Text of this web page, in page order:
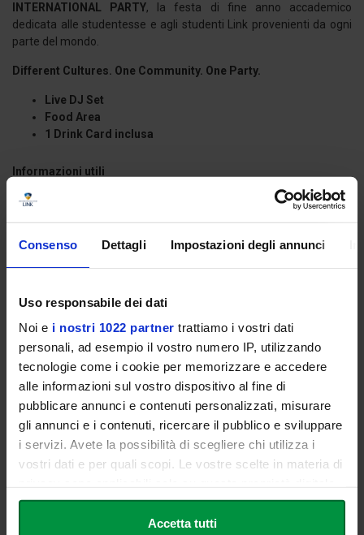
Consenso Dettagli Impostazioni degli annunci
Uso responsabile dei dati
Noi e i nostri 1022 partner trattiamo i vostri dati
personali, ad esempio il vostro numero IP, utilizzando
tecnologie come i cookie per memorizzare e accedere
alle informazioni sul vostro dispositivo al fine di
pubblicare annunci e contenuti personalizzati, misurare
gli annunci e i contenuti, ricercare il pubblico e sviluppare
i servizi. Avete la possibilità di scegliere chi utilizza i
vostri dati e per quali scopi. Le vostre scelte in materia di
in cui avete effettuato le vostre scelte. È possibile
modificare o revocare il proprio consenso in qualsiasi
Accetta tutti
INTERNATIONAL PARTY, la festa di fine anno accademico
dedicata alle studentesse e agli studenti Link provenienti da ogni
parte del mondo.
Different Cultures. One Community. One Party.
Live DJ Set
Food Area
1 Drink Card inclusa
Informazioni utili
Ogni studente o studentessa Link può partecipare con1
esclusivamente con l'indirizzo e-mail
istituzionale@linkstudents.
laurea, anno di iscrizione e numero di matricola.
+ accompagnatore), inserendo i dati di entrambi.
Accesso all'evento
L'ingresso sarà consentito esclusivamente ai partecipanti
correttamente registrati. All'entrata verranno effettuate verifiche
nominative sulle liste degli accreditati. Gli accompagnatori
dovranno presentarsi insieme allo studente o alla studentessa che
ha effettuato la registrazione.
I posti sono limitati.